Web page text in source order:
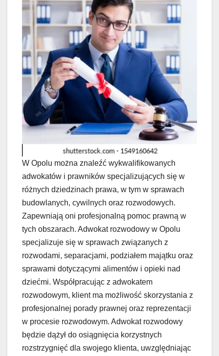
W Opolu można znaleźć wykwalifikowanych
adwokatów i prawników specjalizujących się w
różnych dziedzinach prawa, w tym w sprawach
budowlanych, cywilnych oraz rozwodowych.
Zapewniają oni profesjonalną pomoc prawną w
tych obszarach. Adwokat rozwodowy w Opolu
specjalizuje się w sprawach związanych z
rozwodami, separacjami, podziałem majątku oraz
sprawami dotyczącymi alimentów i opieki nad
dziećmi. Współpracując z adwokatem
rozwodowym, klient ma możliwość skorzystania z
profesjonalnej porady prawnej oraz reprezentacji
w procesie rozwodowym. Adwokat rozwodowy
będzie dążył do osiągnięcia korzystnych
rozstrzygnięć dla swojego klienta, uwzględniając